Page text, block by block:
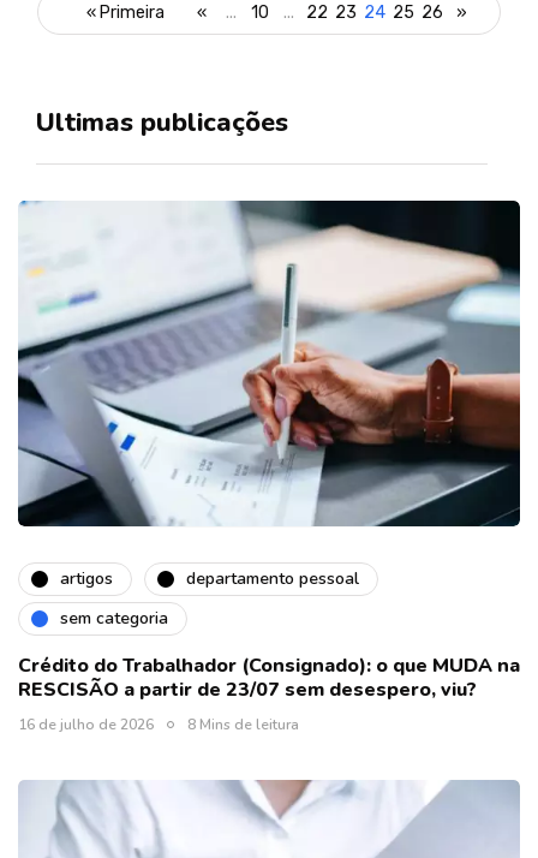
« Primeira « ... 10 ... 22 23 24 25 26 »
Ultimas publicações
artigos
departamento pessoal
sem categoria
Crédito do Trabalhador (Consignado): o que MUDA na
RESCISÃO a partir de 23/07 sem desespero, viu?
16 de julho de 2026 8 Mins de leitura